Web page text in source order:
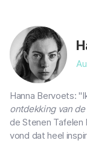
Hanna Bervoets:
ontdekking van
de Stenen Tafelen
vond dat heel